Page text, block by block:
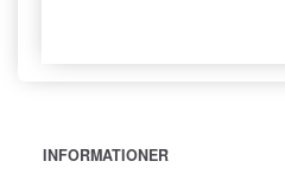
INFORMATIONER